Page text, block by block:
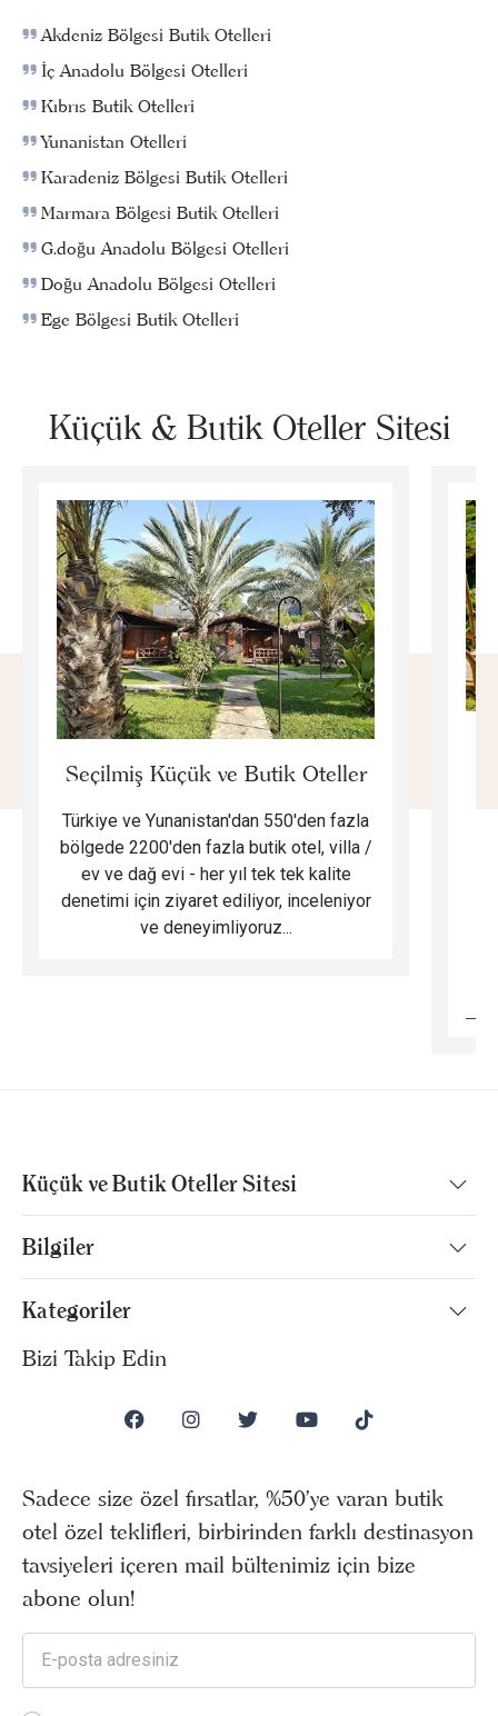
Akdeniz Bölgesi Butik Otelleri
İç Anadolu Bölgesi Otelleri
Kıbrıs Butik Otelleri
Yunanistan Otelleri
Karadeniz Bölgesi Butik Otelleri
Marmara Bölgesi Butik Otelleri
G.doğu Anadolu Bölgesi Otelleri
Doğu Anadolu Bölgesi Otelleri
Ege Bölgesi Butik Otelleri
Küçük & Butik Oteller Sitesi
Seçilmiş Küçük ve Butik Oteller
Türkiye ve Yunanistan'dan 550'den fazla
bölgede 2200'den fazla butik otel, villa /
ev ve dağ evi - her yıl tek tek kalite
denetimi için ziyaret ediliyor, inceleniyor
ve deneyimliyoruz...
Küçük ve Butik Oteller Sitesi
Bilgiler
Kategoriler
Bizi Takip Edin
Sadece size özel fırsatlar, %50’ye varan butik
otel özel teklifleri, birbirinden farklı destinasyon
tavsiyeleri içeren mail bültenimiz için bize
abone olun!